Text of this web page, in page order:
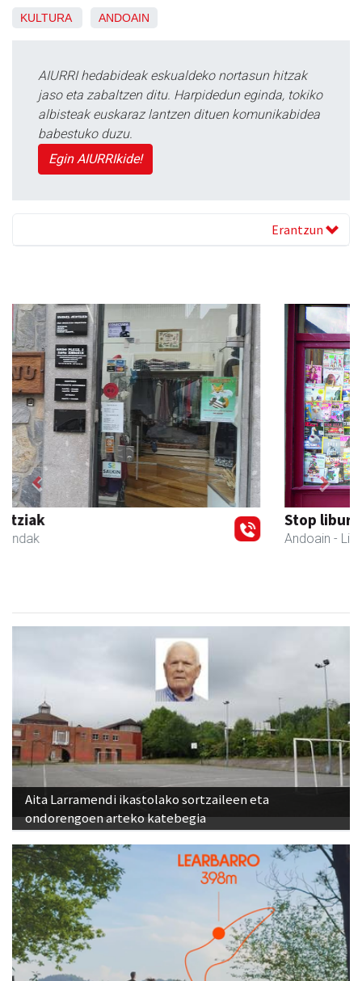
KULTURA ANDOAIN
AIURRI hedabideak eskualdeko nortasun hitzak
jaso eta zabaltzen ditu. Harpidedun eginda, tokiko
albisteak euskaraz lantzen dituen komunikabidea
babestuko duzu.
Egin AIURRIkide!
Erantzun
Stop liburu-denda
Andoain
Previous Next
Aita Larramendi ikastolako sortzaileen eta
ondorengoen arteko katebegia